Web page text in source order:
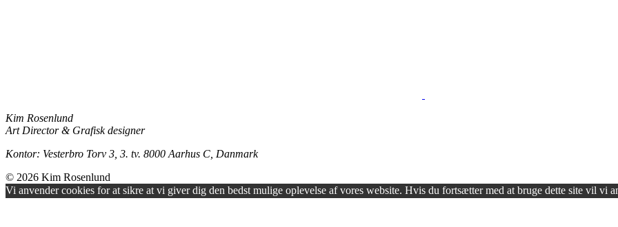
Kim Rosenlund
Art Director & Grafisk designer
Kontor: Vesterbro Torv 3, 3. tv. 8000 Aarhus C, Danmark
© 2026 Kim Rosenlund
Vi anvender cookies for at sikre at vi giver dig den bedst mulige oplevelse af vores website. Hvis du fortsætter med at bruge dette site vil vi